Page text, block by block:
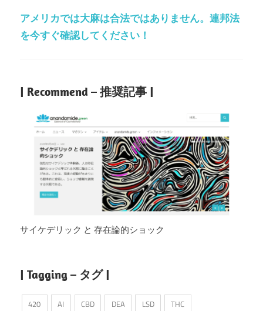
アメリカでは大麻は合法ではありません。連邦法
を今すぐ確認してください！
| Recommend – 推奨記事 |
サイケデリック と 存在論的ショック
| Tagging – タグ |
420 AI CBD DEA LSD
THC